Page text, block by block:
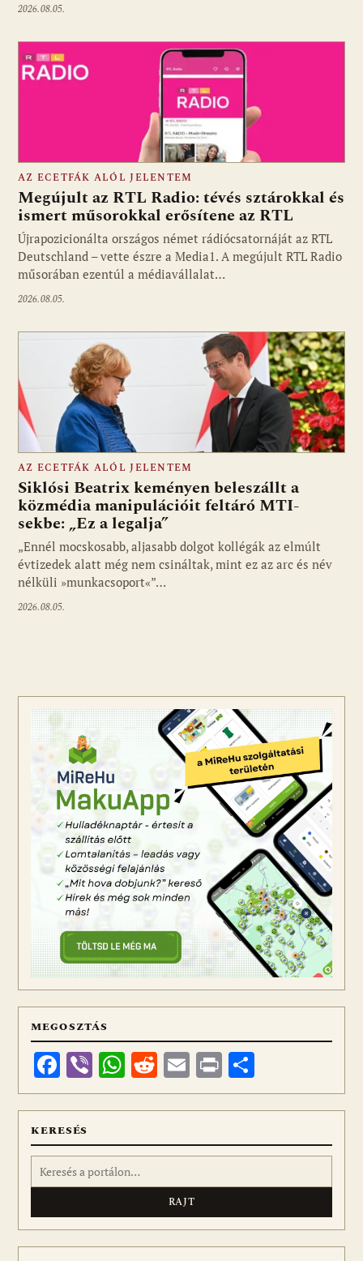
2026.08.05.
Fotó: media1.hu
AZ ECETFÁK ALÓL JELENTEM
Megújult az RTL Radio: tévés sztárokkal és
ismert műsorokkal erősítene az RTL
Újrapozicionálta országos német rádiócsatornáját az RTL
Deutschland – vette észre a Media1. A megújult RTL Radio
műsorában ezentúl a médiavállalat…
2026.08.05.
Fotó: media1.hu
AZ ECETFÁK ALÓL JELENTEM
Siklósi Beatrix keményen beleszállt a
közmédia manipulációit feltáró MTI-
sekbe: „Ez a legalja”
„Ennél mocskosabb, aljasabb dolgot kollégák az elmúlt
évtizedek alatt még nem csináltak, mint ez az arc és név
nélküli »munkacsoport«”…
2026.08.05.
MEGOSZTÁS
Facebook
ViberWhatsApp
Reddit
Email
Print
meg
KERESÉS
Keresés: